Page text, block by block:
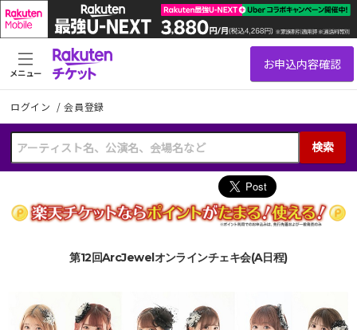
ログイン /会員登録
検索
メニュー
第12回ArcJewelオンラインチェキ会(A日程)